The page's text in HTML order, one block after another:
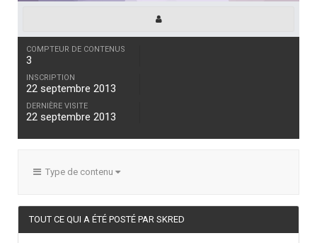
COMPTEUR DE CONTENUS
3
INSCRIPTION
22 septembre 2013
DERNIÈRE VISITE
22 septembre 2013
Type de contenu
TOUT CE QUI A ÉTÉ POSTÉ PAR SKRED